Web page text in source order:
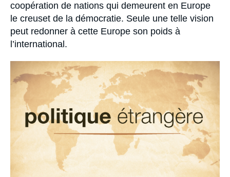
coopération de nations qui demeurent en Europe
le creuset de la démocratie. Seule une telle vision
peut redonner à cette Europe son poids à
l’international.
principale